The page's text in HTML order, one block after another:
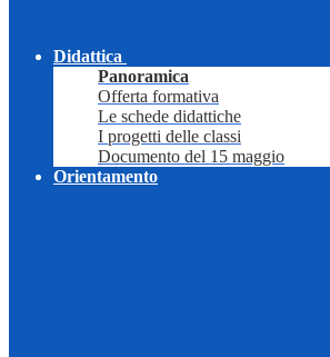
Didattica
Panoramica
Offerta formativa
Le schede didattiche
I progetti delle classi
Documento del 15 maggio
Orientamento